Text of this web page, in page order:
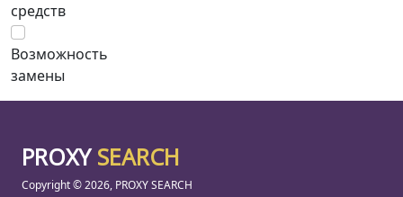
средств
Возможность
замены
PROXYSEARCH
Copyright © 2026, PROXY SEARCH